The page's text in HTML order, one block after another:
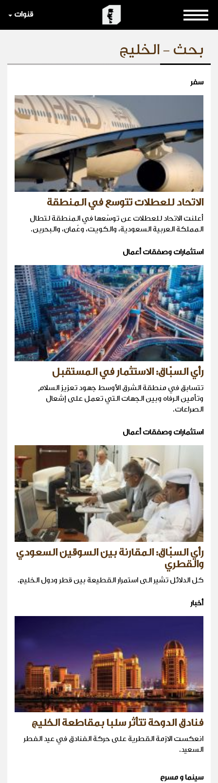
قنوات
بحث - الخليج
سفر
الاتحاد للعطلات تتوسع في المنطقة
أعلنت الاتحاد للعطلات عن توسّعها في المنطقة لتطال
المملكة العربية السعودية، والكويت، وعُمان، والبحرين.
استثمارات وصفقات أعمال
رأي السبّاق: الاستثمار في المستقبل
تتسابق في منطقة الشرق الأوسط جهود تعزيز السلام
وتأمين الرفاه وبين الجهات التي تعمل على إشعال
الصراعات.
استثمارات وصفقات أعمال
رأي السبّاق: المقارنة بين السوقين السعودي
والقطري
كل الدلائل تشير الى استمرار القطيعة بين قطر ودول الخليج.
أخبار
فنادق الدوحة تتأثر سلبا بمقاطعة الخليج
انعكست الازمة القطرية على حركة الفنادق في عيد الفطر
السعيد.
سينما و مسرح